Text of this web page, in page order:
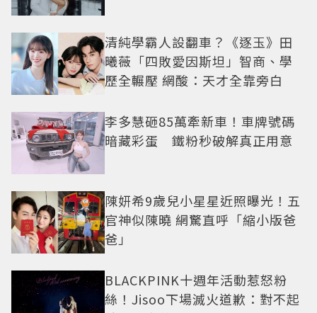
清純學霸人設翻車？《逐玉》田
曦薇「四敗愛因斯坦」智商、學
歷全輾壓 網酸：天才全靠旁白
李多慧砸85萬牽新車！車牌號碼
暗藏彩蛋 鐵粉秒破解真正用意
陳妍希9歲兒小星星近照曝光！五
官神似陳曉 網驚直呼「縮小版爸
爸」
BLACKPINK十週年活動惹怒粉
絲！Jisoo下場滅火道歉：對不起